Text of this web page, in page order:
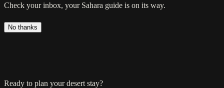
Check your inbox, your Sahara guide is on its way.
No thanks
Ready to plan your desert stay?